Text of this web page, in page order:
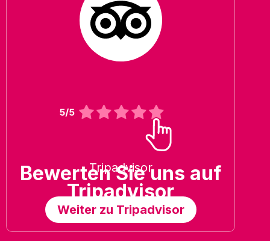
Tripadvisor
Bewerten Sie uns auf
Tripadvisor
Weiter zu Tripadvisor